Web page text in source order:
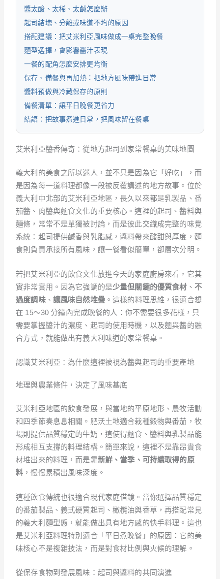
醬太酸、太稀、太鹹怎麼辦
起司結塊、分離或味道不均的原因
搭配建議：把艾米利亞風味做成一桌完整晚餐
麵型選擇，會影響醬汁表現
一餐的配角怎麼安排更均衡
保存、備餐與再加熱：把地方風味帶進日常
醬料預做與冷藏保存的原則
備餐清單：讓平日晚餐更省力
結語：把故事煮進日常，把風味留在餐桌
艾米利亞醬香傳奇：從地方起司到家常餐桌的美味地圖
義大利的美食之所以迷人，並不只是因為它「好吃」，而
是因為每一道料理都像一段被反覆講述的地方故事。位於
義大利中北部的艾米利亞地區，長久以來都是乳製品、番
茄醬、肉醬與麵食文化的重要核心。這裡的起司、醬料與
麵條，常常不是單獨被討論，而是彼此交織成完整的味覺
系統：起司提供鹹香與乳脂感，醬料帶來酸甜與厚度，麵
食則負責承接所有風味，讓一餐看似簡單，卻層次分明。
若把艾米利亞的飲食文化放進今天的家庭廚房來看，它其
實非常實用。因為它強調的是少量但關鍵的優質食材 、 不
過度調味、 讓風味自然堆疊。這樣的料理思維，很適合想
在 15～30 分鐘內完成晚餐的人：你不需要很多花樣，只
需要掌握醬汁的濃度、起司的使用時機，以及麵與醬的融
合方式，就能做出有義大利味道的家常餐桌。
認識艾米利亞：為什麼這裡被視為醬與起司的重要產地
地理與農業條件，決定了風味基底
艾米利亞地區的飲食發展，與當地的平原地形、農牧活動
和四季節奏息息相關。肥沃土地適合栽種穀物與番茄，牧
場則提供品質穩定的牛奶，這使得麵食、醬料與乳製品能
形成相互支撐的料理結構。簡單來說，這裡不是靠昂貴食
材堆出來的料理，而是靠新鮮、當季、可持續取得的原
料 ，慢慢累積出風味深度。
這種飲食傳統也很適合現代家庭借鏡。當你選擇品質穩定
的番茄製品、義式硬質起司、橄欖油與香草，再搭配常見
的義大利麵型態，就能做出具有地方感的快手料理。這也
是艾米利亞料理特別適合「平日煮晚餐」的原因：它的美
味核心不是複雜技法，而是對食材比例與火候的理解。
從保存食物到發展風味：起司與醬料的共同演進